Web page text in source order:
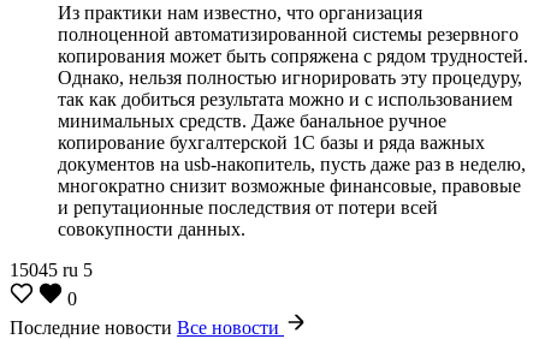
Из практики нам известно, что организация
полноценной автоматизированной системы резервного
копирования может быть сопряжена с рядом трудностей.
Однако, нельзя полностью игнорировать эту процедуру,
так как добиться результата можно и с использованием
минимальных средств. Даже банальное ручное
копирование бухгалтерской 1С базы и ряда важных
документов на usb-накопитель, пусть даже раз в неделю,
многократно снизит возможные финансовые, правовые
и репутационные последствия от потери всей
совокупности данных.
15045 ru 5
0
Последние новости Все новости